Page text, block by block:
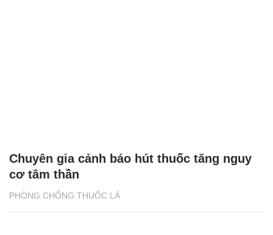
PHÒNG CHỐNG THUỐC LÁ
Chuyên gia cảnh báo hút thuốc tăng nguy
cơ tâm thần